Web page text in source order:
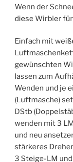
Wenn der
diese Wirbler
Einfach mit
gewünschten
lassen zum
Wenden und je
(Luftmasche)
DStb
wenden mit 3
und neu
stärkeres
3 Steige-LM